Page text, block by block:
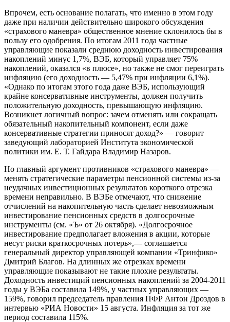
Впрочем, есть основание полагать, что именно в этом году
даже при наличии действительно широкого обсуждения
«страхового маневра» общественное мнение склонилось бы в
пользу его одобрения. По итогам 2011 года частные
управляющие показали среднюю доходность инвестирования
накоплений минус 1,7%, ВЭБ, который управляет 75%
накоплений, оказался «в плюсе», но также не смог переиграть
инфляцию (его доходность — 5,47% при инфляции 6,1%).
«Однако по итогам этого года даже ВЭБ, использующий
крайне консервативные инструменты, должен получить
положительную доходность, превышающую инфляцию.
Возникнет логичный вопрос: зачем отменять или сокращать
обязательный накопительный компонент, если даже
консервативные стратегии приносят доход?» — говорит
заведующий лабораторией Института экономической
политики им. Е. Т. Гайдара Владимир Назаров.
Но главный аргумент противников «страхового маневра» —
менять стратегические параметры пенсионной системы из-за
неудачных инвестиционных результатов короткого отрезка
времени неправильно. В ВЭБе отмечают, что снижение
отчислений на накопительную часть сделает невозможным
инвестирование пенсионных средств в долгосрочные
инструменты (см. «Ъ» от 26 октября). «Долгосрочное
инвестирование предполагает вложения в акции, которые
несут риски краткосрочных потерь»,— соглашается
генеральный директор управляющей компании «Тринфико»
Дмитрий Благов. На длинных же отрезках времени
управляющие показывают не такие плохие результаты.
Доходность инвестиций пенсионных накоплений за 2004-2011
годы у ВЭБа составила 149%, у частных управляющих —
159%, говорил председатель правления ПФР Антон Дроздов в
интервью «РИА Новости» 15 августа. Инфляция за тот же
период составила 115%.